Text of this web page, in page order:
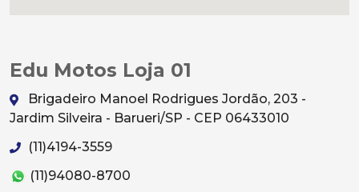
Edu Motos Loja 01
Brigadeiro Manoel Rodrigues Jordão, 203 -
Jardim Silveira - Barueri/SP - CEP 06433010
(11)4194-3559
(11)94080-8700